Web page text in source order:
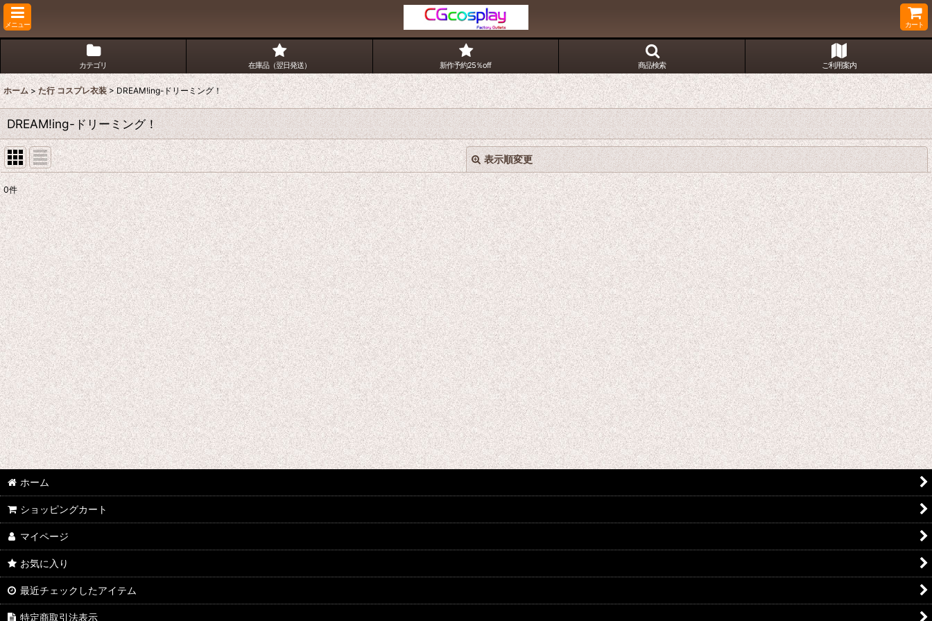
メニュー カート
カテゴリ 在庫品（翌日発送） 新作予約25％off 商品検索 ご利用案内
ホーム > た行 コスプレ衣装 > DREAM!ing-ドリーミング！
DREAM!ing-ドリーミング！
表示順変更
表示数:
並び順:
絞り込む
閉じる
0件
ホーム
ショッピングカート
マイページ
お気に入り
最近チェックしたアイテム
特定商取引法表示